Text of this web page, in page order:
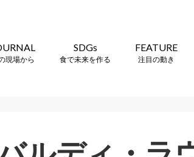
現場から
SDGs
食で未来を作る
FEATURE
注目の動き